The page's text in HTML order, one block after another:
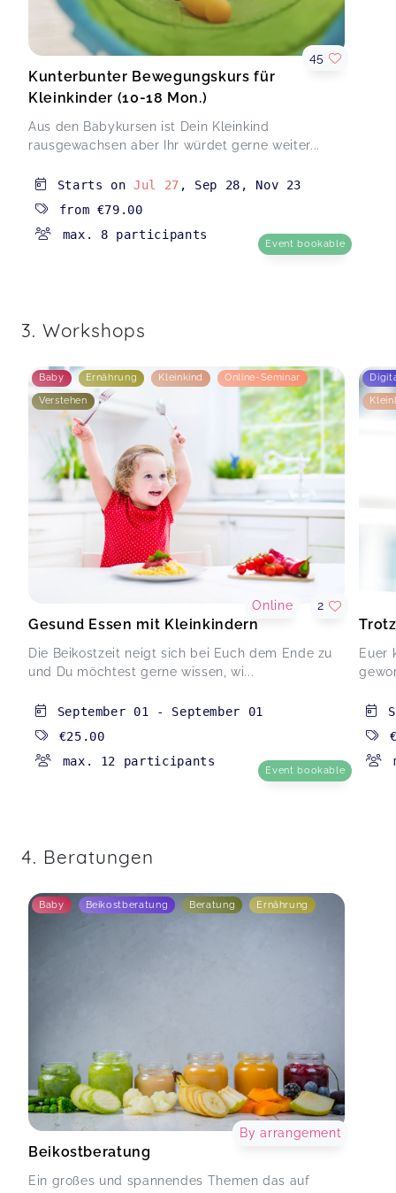
Kunterbunter Bewegungskurs für
Kleinkinder (10-18 Mon.)
Aus den Babykursen ist Dein Kleinkind
rausgewachsen aber Ihr würdet gerne weiter...
45
Starts onJul 27 , Sep 28 , Nov 23
from €79.00
max. 8 participants
Event bookable
3. Workshops
Baby Ernährung Kleinkind Online-Seminar
Verstehen
Gesund Essen mit Kleinkindern
Die Beikostzeit neigt sich bei Euch dem Ende zu
und Du möchtest gerne wissen, wi...
Online 2
September 01 - September 01
€25.00
max. 12 participants
Event bookable
Euer
4. Beratungen
Baby Beikostberatung Beratung Ernährung
Beikostberatung
Ein großes und spannendes Themen das auf
By arrangement